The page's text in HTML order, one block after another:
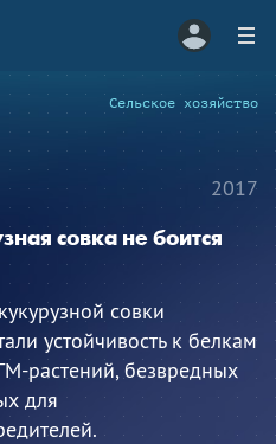
Сельское хозяйство
совка не боится
совки
устойчивость к белкам
растений, безвредных
для
2017